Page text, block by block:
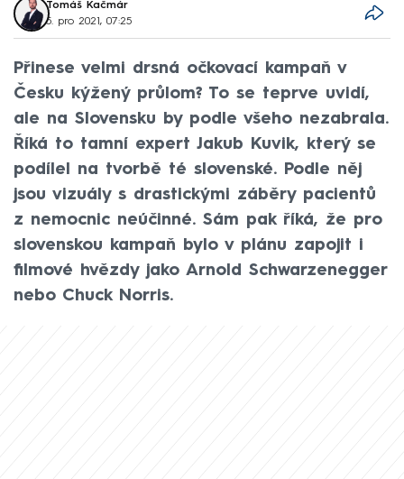
Tomáš Kačmár
5. pro 2021, 07:25
Přinese velmi drsná očkovací kampaň v
Česku kýžený průlom? To se teprve uvidí,
ale na Slovensku by podle všeho nezabrala.
Říká to tamní expert Jakub Kuvik, který se
podílel na tvorbě té slovenské. Podle něj
jsou vizuály s drastickými záběry pacientů
z nemocnic neúčinné. Sám pak říká, že pro
slovenskou kampaň bylo v plánu zapojit i
filmové hvězdy jako Arnold Schwarzenegger
nebo Chuck Norris.